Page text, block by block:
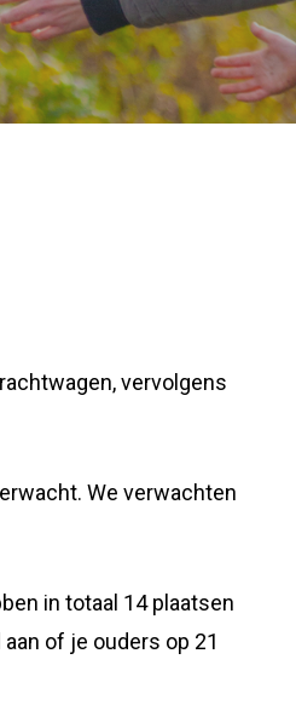
vervolgens
We verwachten
in totaal 14 plaatsen
of je ouders op 21